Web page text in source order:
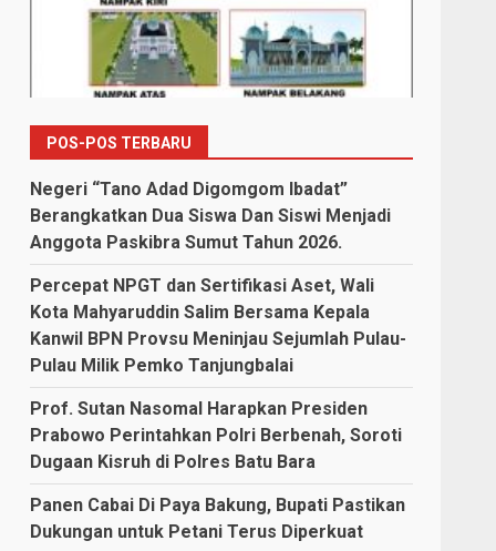
POS-POS TERBARU
Negeri “Tano Adad Digomgom Ibadat”
Berangkatkan Dua Siswa Dan Siswi Menjadi
Anggota Paskibra Sumut Tahun 2026.
Percepat NPGT dan Sertifikasi Aset, Wali
Kota Mahyaruddin Salim Bersama Kepala
Kanwil BPN Provsu Meninjau Sejumlah Pulau-
Pulau Milik Pemko Tanjungbalai
Prof. Sutan Nasomal Harapkan Presiden
Prabowo Perintahkan Polri Berbenah, Soroti
Dugaan Kisruh di Polres Batu Bara
Panen Cabai Di Paya Bakung, Bupati Pastikan
Dukungan untuk Petani Terus Diperkuat